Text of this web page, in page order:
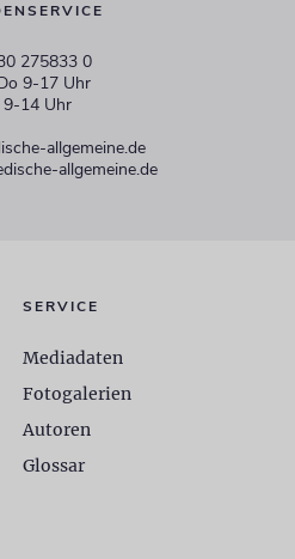
275833 0
9-17 Uhr
9-14 Uhr
allgemeine.de
allgemeine.de
SERVICE
Mediadaten
Fotogalerien
Autoren
Glossar